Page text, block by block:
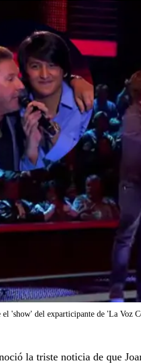
el 'show' del exparticipante de 'La Voz
la triste noticia de que